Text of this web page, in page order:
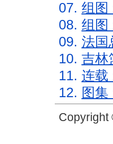
07. 组图
08. 组图
09. 法国
10. 吉林
11. 连载
12. 图
Copyright